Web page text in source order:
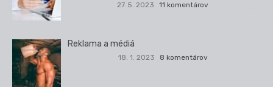
27. 5. 2023 11 komentárov
Reklama a médiá
18. 1. 2023 8 komentárov